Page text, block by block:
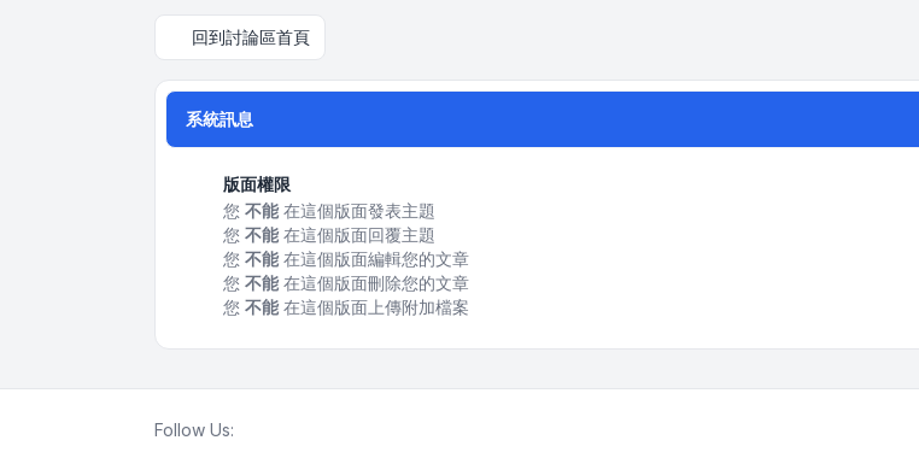
回到討論區首頁
系統訊息
版面權限
您 不能在這個版面發表主題
您 不能在這個版面回覆主題
您 不能在這個版面編輯您的文章
您 不能在這個版面刪除您的文章
您 不能在這個版面上傳附加檔案
Follow Us: